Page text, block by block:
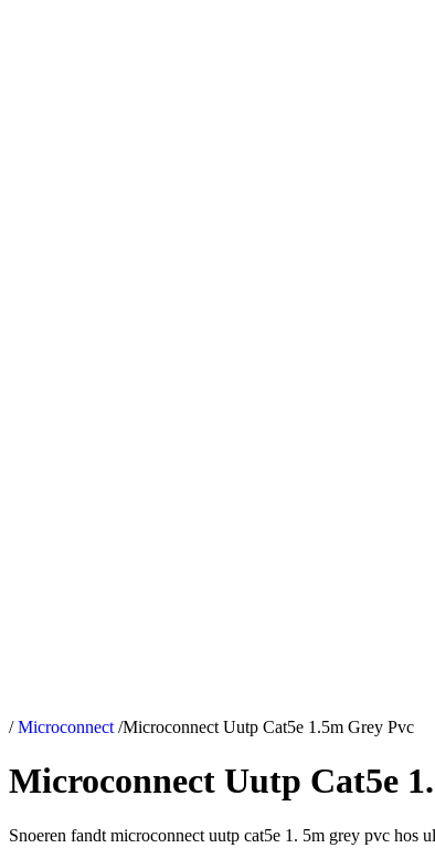
/ Microconnect /Microconnect Uutp Cat5e 1.5m Grey Pvc
Microconnect Uutp Cat5e
Snoeren fandt microconnect uutp cat5e 1. 5m grey pvc hos